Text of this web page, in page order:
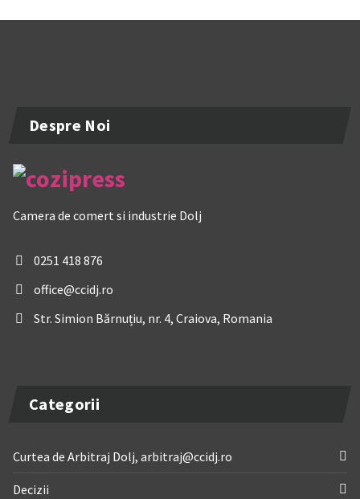
Despre Noi
Camera de comert si industrie Dolj
0251 418 876
office@ccidj.ro
Str. Simion Bărnuțiu, nr. 4, Craiova, Romania
Categorii
Curtea de Arbitraj Dolj, arbitraj@ccidj.ro
Decizii